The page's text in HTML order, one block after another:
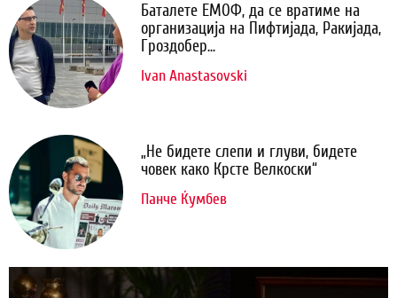
Баталете ЕМОФ, да се вратиме на
организација на Пифтијада, Ракијада,
Гроздобер...
Ivan Anastasovski
„Не бидете слепи и глуви, бидете
човек како Крсте Велкоски“
Панче Ќумбев